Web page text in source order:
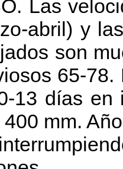
Las
abril) y
son
65-
13 días
mm.